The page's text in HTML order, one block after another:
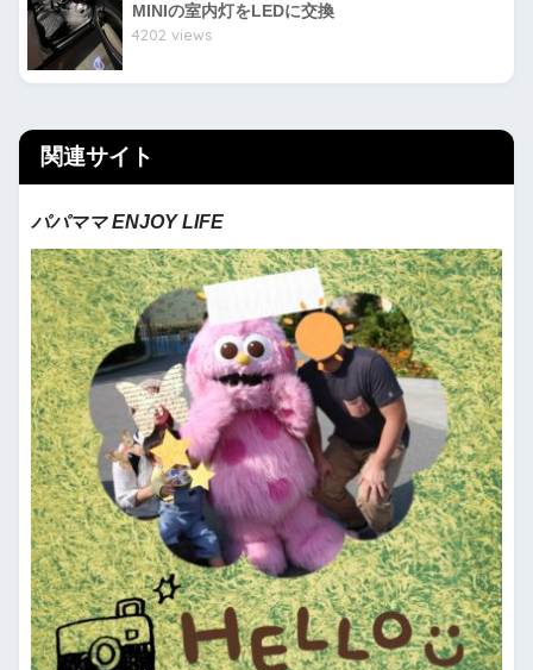
MINIの室内灯をLEDに交換
4202 views
関連サイト
パパママ ENJOY LIFE